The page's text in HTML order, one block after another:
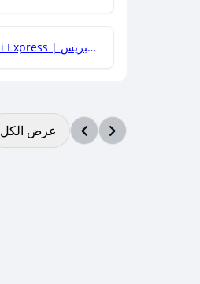
Ali Express | علي إكسبريس
عرض الكل